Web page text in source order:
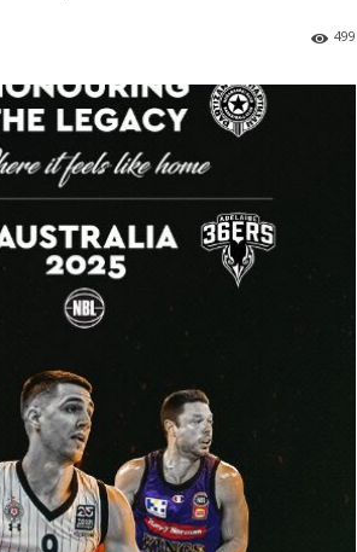
499